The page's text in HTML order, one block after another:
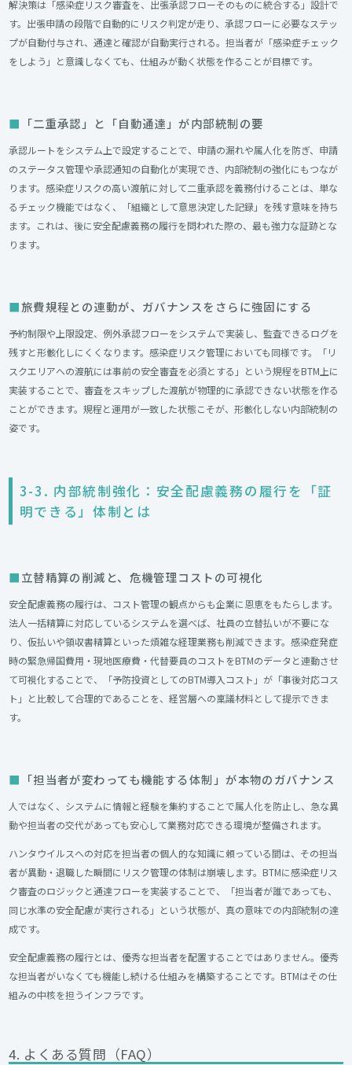
解決策は「感染症リスク審査を、出張承認フローそのものに統合する」設計で
す。出張申請の段階で自動的にリスク判定が走り、承認フローに必要なステッ
プが自動付与され、通達と確認が自動実行される。担当者が「感染症チェック
をしよう」と意識しなくても、仕組みが動く状態を作ることが目標です。
「二重承認」と「自動通達」が内部統制の要
承認ルートをシステム上で設定することで、申請の漏れや属人化を防ぎ、申請
のステータス管理や承認通知の自動化が実現でき、内部統制の強化にもつなが
ります。感染症リスクの高い渡航に対して二重承認を義務付けることは、単な
るチェック機能ではなく、「組織として意思決定した記録」を残す意味を持ち
ます。これは、後に安全配慮義務の履行を問われた際の、最も強力な証跡とな
ります。
旅費規程との連動が、ガバナンスをさらに強固にする
予約制限や上限設定、例外承認フローをシステムで実装し、監査できるログを
残すと形骸化しにくくなります。感染症リスク管理においても同様です。「リ
スクエリアへの渡航には事前の安全審査を必須とする」という規程をBTM上に
実装することで、審査をスキップした渡航が物理的に承認できない状態を作る
ことができます。規程と運用が一致した状態こそが、形骸化しない内部統制の
姿です。
3-3. 内部統制強化：安全配慮義務の履行を「証
明できる」体制とは
立替精算の削減と、危機管理コストの可視化
安全配慮義務の履行は、コスト管理の観点からも企業に恩恵をもたらします。
法人一括精算に対応しているシステムを選べば、社員の立替払いが不要にな
り、仮払いや領収書精算といった煩雑な経理業務も削減できます。感染症発症
時の緊急帰国費用・現地医療費・代替要員のコストをBTMのデータと連動させ
て可視化することで、「予防投資としてのBTM導入コスト」が「事後対応コス
ト」と比較して合理的であることを、経営層への稟議材料として提示できま
す。
「担当者が変わっても機能する体制」が本物のガバナンス
人ではなく、システムに情報と経験を集約することで属人化を防止し、急な異
動や担当者の交代があっても安心して業務対応できる環境が整備されます。
ハンタウイルスへの対応を担当者の個人的な知識に頼っている間は、その担当
者が異動・退職した瞬間にリスク管理の体制は崩壊します。BTMに感染症リス
ク審査のロジックと通達フローを実装することで、「担当者が誰であっても、
同じ水準の安全配慮が実行される」という状態が、真の意味での内部統制の達
成です。
安全配慮義務の履行とは、優秀な担当者を配置することではありません。優秀
な担当者がいなくても機能し続ける仕組みを構築することです。BTMはその仕
組みの中核を担うインフラです。
4. よくある質問（FAQ）